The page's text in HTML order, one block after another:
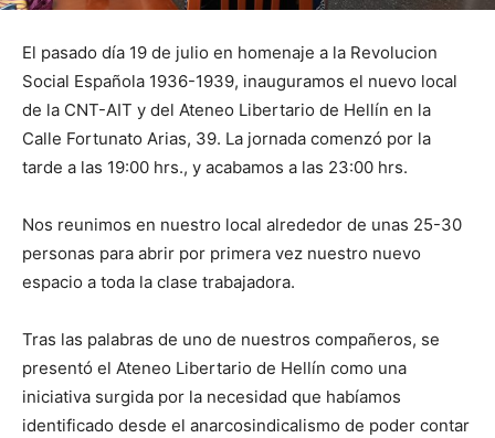
El pasado día 19 de julio en homenaje a la Revolucion
Social Española 1936-1939, inauguramos el nuevo local
de la CNT-AIT y del Ateneo Libertario de Hellín en la
Calle Fortunato Arias, 39. La jornada comenzó por la
tarde a las 19:00 hrs., y acabamos a las 23:00 hrs.
Nos reunimos en nuestro local alrededor de unas 25-30
personas para abrir por primera vez nuestro nuevo
espacio a toda la clase trabajadora.
Tras las palabras de uno de nuestros compañeros, se
presentó el Ateneo Libertario de Hellín como una
iniciativa surgida por la necesidad que habíamos
identificado desde el anarcosindicalismo de poder contar